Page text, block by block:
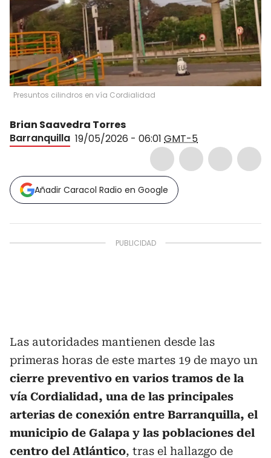
Presuntos cilindros en vía Cordialidad
Brian Saavedra Torres
Barranquilla 19/05/2026 - 06:01 GMT-5
Añadir Caracol Radio en Google
Las autoridades mantienen desde las
primeras horas de este martes 19 de mayo un
cierre preventivo en varios tramos de la
vía Cordialidad, una de las principales
arterias de conexión entre Barranquilla, el
municipio de Galapa y las poblaciones del
centro del Atlántico, tras el hallazgo de